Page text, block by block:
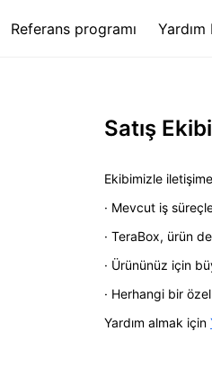
Referans programı
Satış
Ekibimizle
· Mevcut iş
· TeraBox, ürün
· Ürününüz için
· Herhangi bir
Yardım almak için